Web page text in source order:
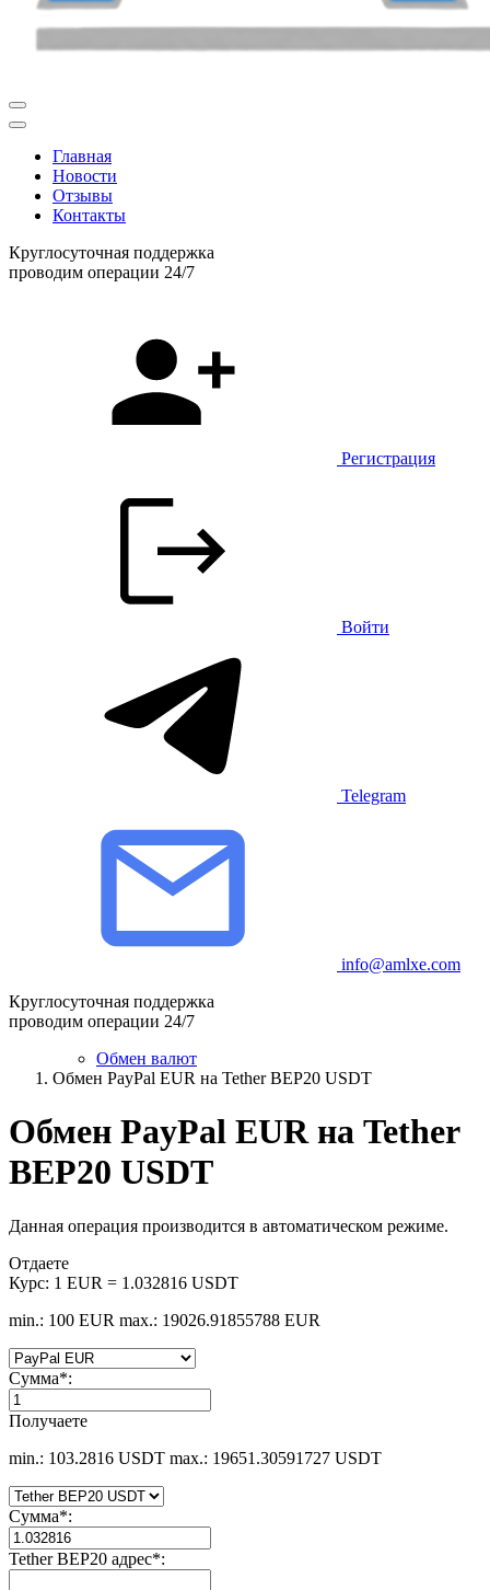
Главная
Новости
Отзывы
Контакты
Круглосуточная поддержка
проводим операции 24/7
Регистрация
Войти
Telegram
info@amlxe.com
Круглосуточная поддержка
проводим операции 24/7
Обмен валют
Обмен PayPal EUR на Tether BEP20 USDT
Обмен PayPal EUR на Tether
BEP20 USDT
Данная операция производится в автоматическом режиме.
Отдаете
Курс: 1 EUR = 1.032816 USDT
min.: 100 EUR max.: 19026.91855788 EUR
Сумма*:
Получаете
min.: 103.2816 USDT max.: 19651.30591727 USDT
Сумма*:
Tether BEP20 адрес*: